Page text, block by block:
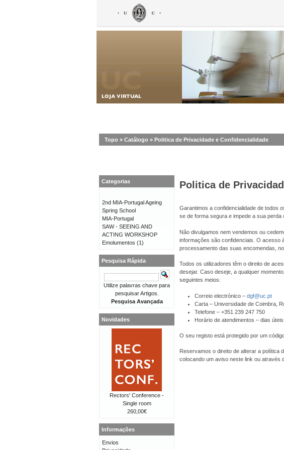
Topo » Catálogo » Politica de Privacidade e Confidencialidade
Politica de
Garantimos a confidencialidade de todos
se de forma segura e impede a sua perda
Não divulgamos nem vendemos ou
informações são confidenciais. O acesso
processamento das suas encomendas,
Todos os utilizadores têm o direito de
desejar. Caso deseje, a qualquer
seguintes meios:
Correio electrónico – dgf@uc.pt
Carta – Universidade de Coimbra,
Telefone – +351 239 247 750
Horário de atendimentos – dias
O seu registo está protegido por um
Reservamos o direito de alterar a política
colocando um aviso neste link ou através
Categorias
2nd MIA-Portugal Ageing
Spring School
MIA-Portugal
SAW - SEEING AND
ACTING WORKSHOP
Emolumentos (1)
Pesquisa Rápida
Utilize palavras chave para
pesquisar Artigos.
Pesquisa Avançada
Novidades
Rectors' Conference -
Single room
260,00€
Informações
Envios